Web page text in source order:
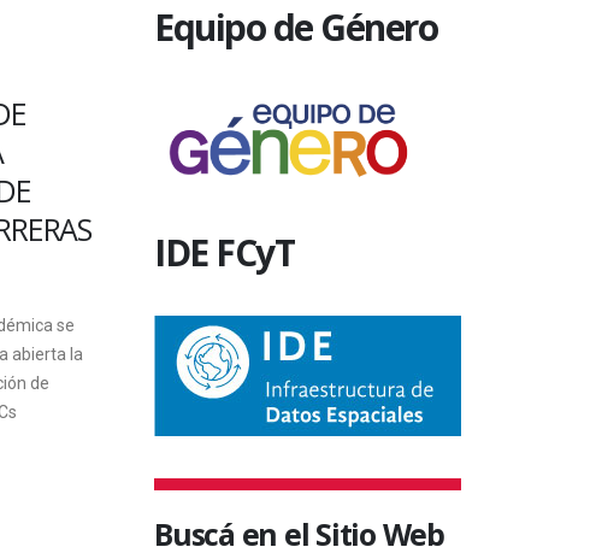
SE ORGANIZÓ UN VIAJE
A TECNÓPOLIS PARA
LOS TRABAJADORES NO
DOCENTES DE LA
UNIVERSIDAD
Se realizará un sorteo para que una
delegación viaje -por primera vez- el
domingo 3 de noviembre, en el cierre...
EL PROFESORADO
BIOLOGÍA
UN VIAJE AL
6 octubre, 2015
Equipo de Género
IDE FCyT
Buscá en el Sitio Web